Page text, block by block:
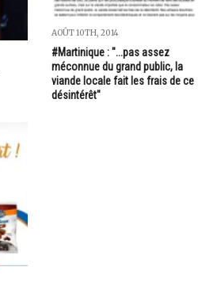
AOÛT 10TH, 2014
#Martinique : "...pas assez
méconnue du grand public, la
viande locale fait les frais de ce
désintérêt"